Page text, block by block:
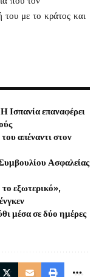
του με το κράτος και
Ισπανία επαναφέρει
απέναντι στον
Ασφαλείας
το εξωτερικό»,
μέσα σε δύο ημέρες